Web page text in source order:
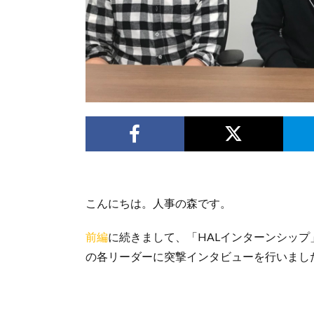
こんにちは。人事の森です。
前編に続きまして、「HALインターンシッ
の各リーダーに突撃インタビューを行いま